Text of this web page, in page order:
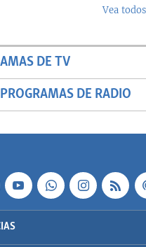
Vea
DE TV
DE RADIO